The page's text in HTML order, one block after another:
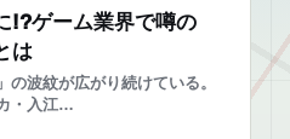
!?ゲーム業界で噂の
は
波紋が広がり続けている。
・入江…